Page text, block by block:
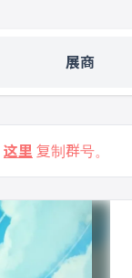
展商
这里 复制群号。